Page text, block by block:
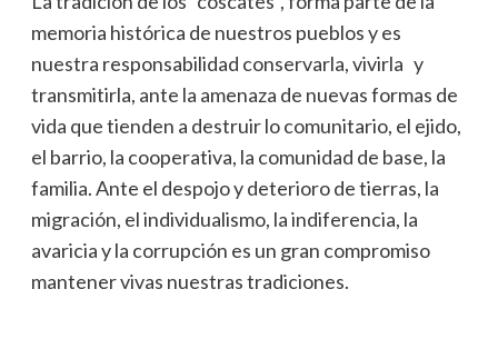
memoria histórica de nuestros pueblos y es
nuestra responsabilidad conservarla, vivirla y
transmitirla, ante la amenaza de nuevas formas de
vida que tienden a destruir lo comunitario, el ejido,
el barrio, la cooperativa, la comunidad de base, la
familia. Ante el despojo y deterioro de tierras, la
migración, el individualismo, la indiferencia, la
avaricia y la corrupción es un gran compromiso
mantener vivas nuestras tradiciones.